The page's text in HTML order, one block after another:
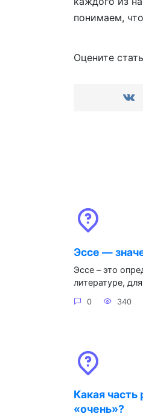
понимаем,
Оцените
Эссе —
Эссе – это
литературе,
0 340
Какая часть
«очень»?